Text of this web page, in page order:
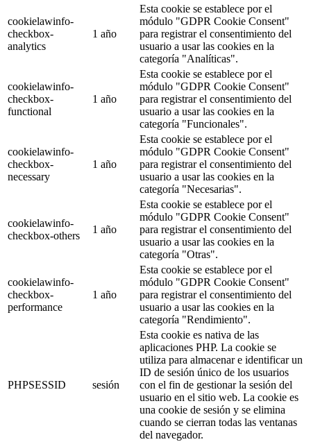
cookielawinfo-
checkbox-
analytics
1 año
Esta cookie se establece por el
módulo "GDPR Cookie Consent"
para registrar el consentimiento del
usuario a usar las cookies en la
categoría "Analíticas".
cookielawinfo-
checkbox-
functional
1 año
Esta cookie se establece por el
módulo "GDPR Cookie Consent"
para registrar el consentimiento del
usuario a usar las cookies en la
categoría "Funcionales".
cookielawinfo-
checkbox-
necessary
1 año
Esta cookie se establece por el
módulo "GDPR Cookie Consent"
para registrar el consentimiento del
usuario a usar las cookies en la
categoría "Necesarias".
cookielawinfo-
checkbox-others
1 año
Esta cookie se establece por el
módulo "GDPR Cookie Consent"
para registrar el consentimiento del
usuario a usar las cookies en la
categoría "Otras".
cookielawinfo-
checkbox-
performance
1 año
Esta cookie se establece por el
módulo "GDPR Cookie Consent"
para registrar el consentimiento del
usuario a usar las cookies en la
categoría "Rendimiento".
PHPSESSID sesión
Esta cookie es nativa de las
aplicaciones PHP. La cookie se
utiliza para almacenar e identificar un
ID de sesión único de los usuarios
con el fin de gestionar la sesión del
usuario en el sitio web. La cookie es
una cookie de sesión y se elimina
cuando se cierran todas las ventanas
del navegador.